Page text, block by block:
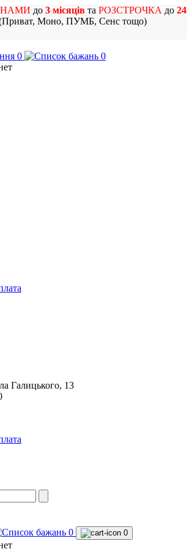
до 3 місяців та РОЗСТРОЧКА до 24
Моно, ПУМБ, Сенс тощо)
0
0
Галицького, 13
0 0